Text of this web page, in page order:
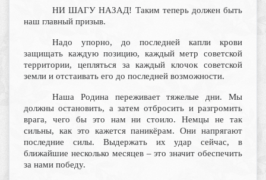
НИ ШАГУ НАЗАД! Таким теперь должен быть
наш главный призыв.
Надо упорно, до последней капли крови
защищать каждую позицию, каждый метр советской
территории, цепляться за каждый клочок советской
земли и отстаивать его до последней возможности.
Наша Родина переживает тяжелые дни. Мы
должны остановить, а затем отбросить и разгромить
врага, чего бы это нам ни стоило. Немцы не так
сильны, как это кажется паникёрам. Они напрягают
последние силы. Выдержать их удар сейчас, в
ближайшие несколько месяцев – это значит обеспечить
за нами победу.